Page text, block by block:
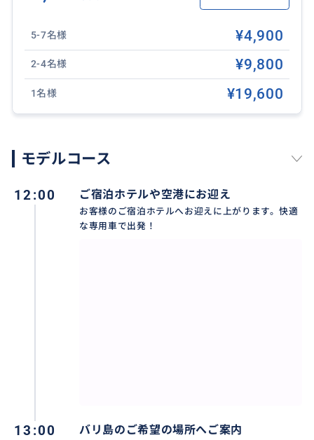
おすすめ
5-7名様 ¥4,900
2-4名様 ¥9,800
1名様 ¥19,600
モデルコース
12:00 ご宿泊ホテルや空港にお迎え
お客様のご宿泊ホテルへお迎えに上がります。快適
な専用車で出発！
13:00 バリ島のご希望の場所へご案内